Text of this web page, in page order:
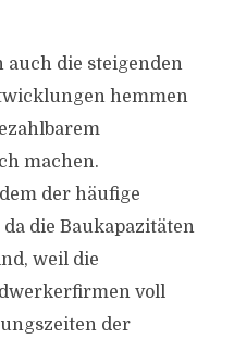
auch die steigenden
hemmen
machen.
der häufige
die Baukapazitäten
weil die
voll
der